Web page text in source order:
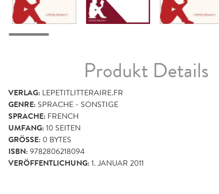
Produkt Details
VERLAG: LEPETITLITTERAIRE.FR
GENRE: SPRACHE - SONSTIGE
SPRACHE: FRENCH
UMFANG:10 SEITEN
GRÖSSE: 0 BYTES
ISBN:9782806218094
VERÖFFENTLICHUNG:1. JANUAR 2011